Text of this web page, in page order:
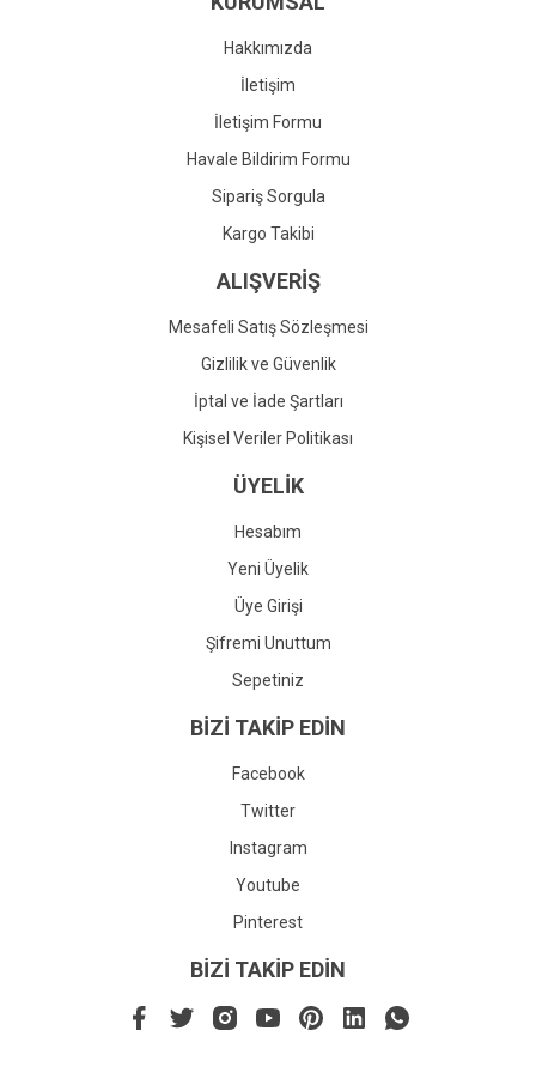
Gönder
Hakkımızda
İletişim
İletişim Formu
Havale Bildirim Formu
Sipariş Sorgula
Kargo Takibi
ALIŞVERİŞ
Mesafeli Satış Sözleşmesi
Gizlilik ve Güvenlik
İptal ve İade Şartları
Kişisel Veriler Politikası
ÜYELİK
Hesabım
Yeni Üyelik
Üye Girişi
Şifremi Unuttum
Sepetiniz
BİZİ TAKİP EDİN
Facebook
Twitter
Instagram
Youtube
Pinterest
BİZİ TAKİP EDİN